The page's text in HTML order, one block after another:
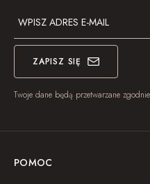
ZAPISZ SIĘ
Twoje dane będą przetwarzane
POMOC